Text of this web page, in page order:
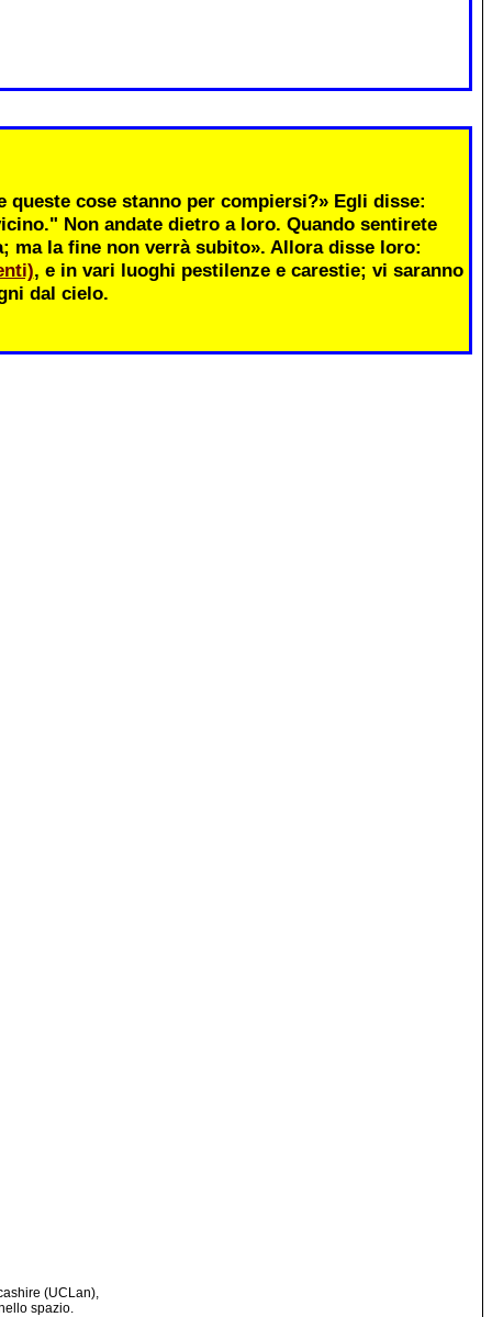
queste cose stanno per compiersi?» Egli disse:
Non andate dietro a loro. Quando sentirete
ma la fine non verrà subito». Allora disse loro:
, e in vari luoghi pestilenze e carestie; vi saranno
dal cielo.
(UCLan),
spazio.